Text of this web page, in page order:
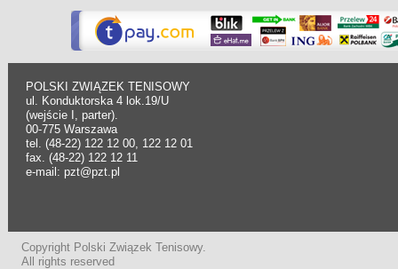
POLSKI ZWIĄZEK TENISOWY
ul. Konduktorska 4 lok.19/U
(wejście I, parter).
00-775 Warszawa
tel. (48-22) 122 12 00, 122 12 01
fax. (48-22) 122 12 11
e-mail: pzt@pzt.pl
Copyright Polski Związek Tenisowy.
All rights reserved